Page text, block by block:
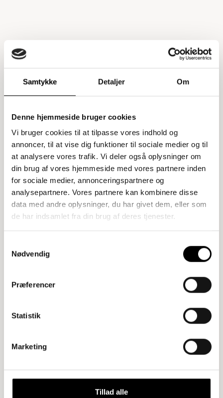
Samtykke Detaljer Om
Denne hjemmeside bruger cookies
Vi bruger cookies til at tilpasse vores indhold og
annoncer, til at vise dig funktioner til sociale medier og til
at analysere vores trafik. Vi deler også oplysninger om
din brug af vores hjemmeside med vores partnere inden
for sociale medier, annonceringspartnere og
analysepartnere. Vores partnere kan kombinere disse
data med andre oplysninger, du har givet dem, eller som
de har indsamlet fra din brug af deres tjenester.
Nødvendig
Præferencer
Statistik
Marketing
Tillad alle